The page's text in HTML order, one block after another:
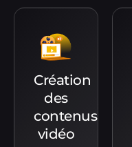
Création
des
contenus
vidéo